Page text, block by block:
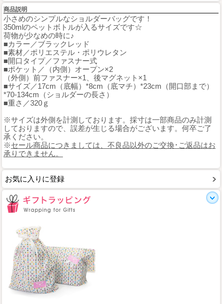
商品説明
小さめのシンプルなショルダーバッグです！
350mlのペットボトルが入るサイズです☆
荷物が少なめの時に♪
■カラー／ブラックレッド
■素材／ポリエステル・ポリウレタン
■開口タイプ／ファスナー式
■ポケット／（内側）オープン×2
（外側）前ファスナー×1、後マグネット×1
■サイズ／17cm（底幅）*8cm（底マチ）*23cm（開口部まで）
*70-134cm（ショルダーの長さ）
■重さ／320ｇ
※サイズは外側を計測しております。採寸は一部商品のみ計測
しておりますので、誤差が生じる場合がございます。何卒ご了
承ください。
※セール商品につきましては、不良品以外のご交換･ご返品はお
承りできません。
お気に入りに登録